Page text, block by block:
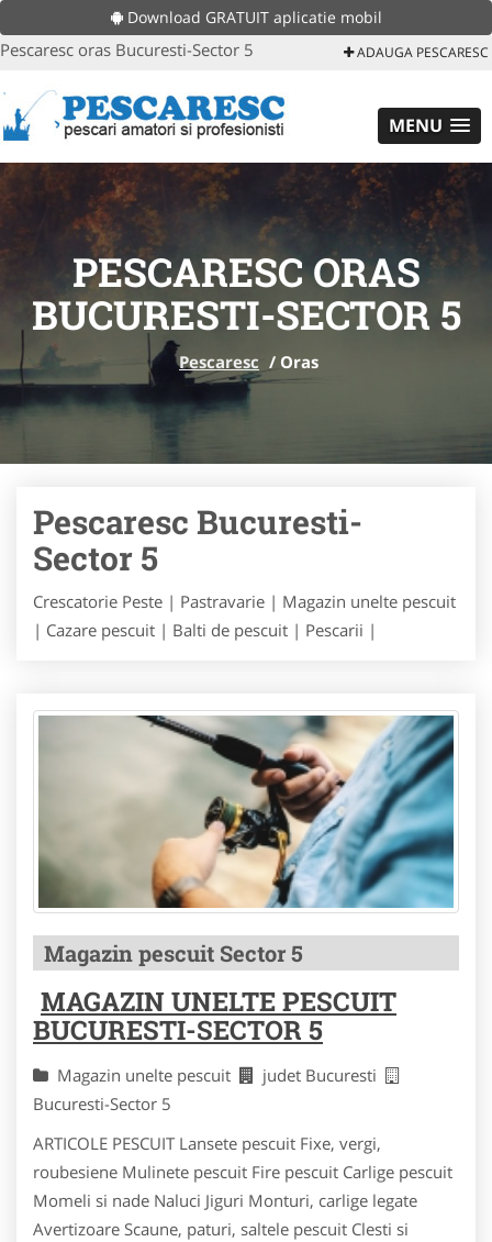
Download GRATUIT aplicatie mobil
Pescaresc oras Bucuresti-Sector 5 ADAUGA PESCARESC
MENU
PESCARESC ORAS
BUCURESTI-SECTOR 5
Pescaresc / Oras
Pescaresc Bucuresti-
Sector 5
Crescatorie Peste | Pastravarie | Magazin unelte pescuit
| Cazare pescuit | Balti de pescuit | Pescarii |
Magazin pescuit Sector 5
MAGAZIN UNELTE PESCUIT
BUCURESTI-SECTOR 5
Magazin unelte pescuit
judet Bucuresti
Bucuresti-Sector 5
ARTICOLE PESCUIT Lansete pescuit Fixe, vergi,
roubesiene Mulinete pescuit Fire pescuit Carlige pescuit
Momeli si nade Naluci Jiguri Monturi, carlige legate
Avertizoare Scaune, paturi, saltele pescuit Clesti si